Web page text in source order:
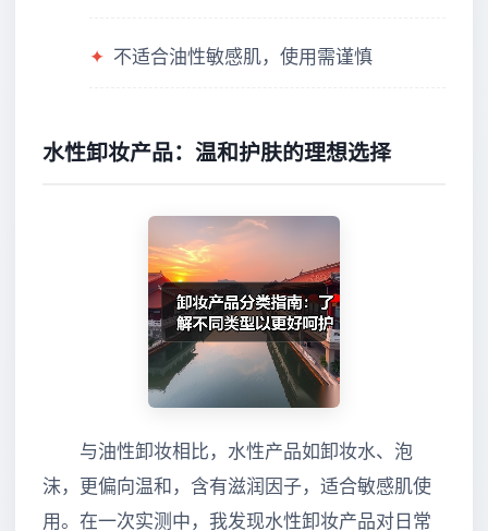
✦ 不适合油性敏感肌，使用需谨慎
水性卸妆产品：温和护肤的理想选择
与油性卸妆相比，水性产品如卸妆水、泡
沫，更偏向温和，含有滋润因子，适合敏感肌使
用。在一次实测中，我发现水性卸妆产品对日常